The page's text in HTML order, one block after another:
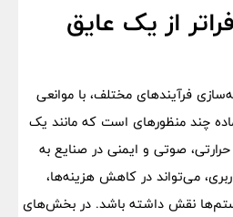
از یک عایق
فرآیندهای مختلف، با موانعی
چند منظورهای است که مانند یک
صوتی و ایمنی در صنایع به
می‌تواند در کاهش هزینه‌ها،
نقش داشته باشد. در بخش‌های